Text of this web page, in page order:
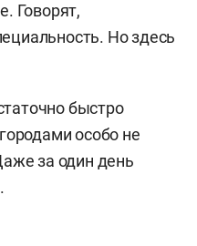
Говорят,
Но здесь
быстро
особо не
за один день